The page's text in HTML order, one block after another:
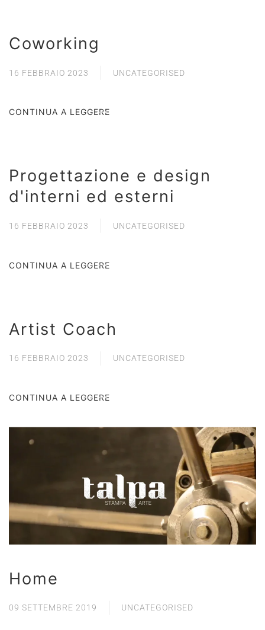
Coworking
16 FEBBRAIO 2023 UNCATEGORISED
CONTINUA A LEGGERE
Progettazione e design
d'interni ed esterni
16 FEBBRAIO 2023 UNCATEGORISED
CONTINUA A LEGGERE
Artist Coach
16 FEBBRAIO 2023 UNCATEGORISED
CONTINUA A LEGGERE
Home
09 SETTEMBRE 2019 UNCATEGORISED